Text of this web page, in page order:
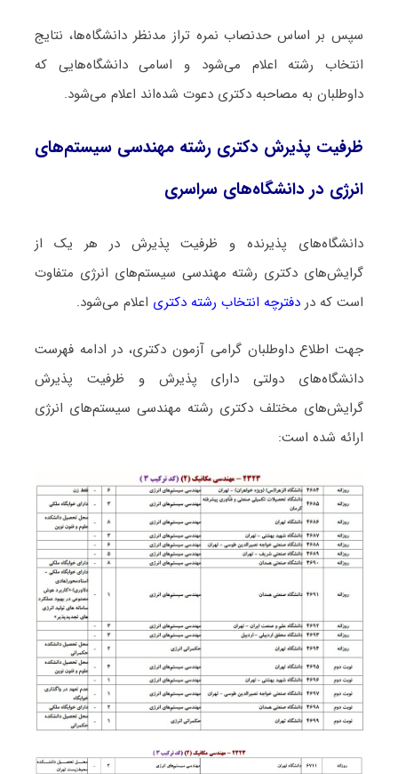
سپس بر اساس حدنصاب نمره تراز مدنظر دانشگاه‌ها، نتایج
انتخاب رشته اعلام می‌شود و اسامی دانشگاه‌هایی که
داوطلبان به مصاحبه دکتری دعوت شده‌اند اعلام می‌شود.
ظرفیت پذیرش دکتری رشته مهندسی سیستم‌های
انرژی در دانشگاه‌های سراسری
دانشگاه‌های پذیرنده و ظرفیت پذیرش در هر یک از
گرایش‌های دکتری رشته مهندسی سیستم‌های انرژی متفاوت
است که در دفترچه انتخاب رشته دکتری اعلام می‌شود.
جهت اطلاع داوطلبان گرامی آزمون دکتری، در ادامه فهرست
دانشگاه‌های دولتی دارای پذیرش و ظرفیت پذیرش
گرایش‌های مختلف دکتری رشته مهندسی سیستم‌های انرژی
ارائه شده است: